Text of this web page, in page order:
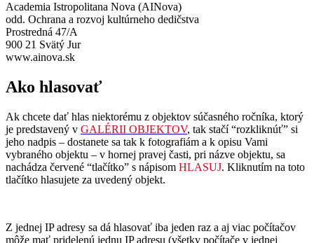
Academia Istropolitana Nova (AINova)
odd. Ochrana a rozvoj kultúrneho dedičstva
Prostredná 47/A
900 21 Svätý Jur
www.ainova.sk
Ako hlasovať
Ak chcete dať hlas niektorému z objektov súčasného ročníka, ktorý
je predstavený v GALÉRII OBJEKTOV, tak stačí “rozkliknúť” si
jeho nadpis – dostanete sa tak k fotografiám a k opisu Vami
vybraného objektu – v hornej pravej časti, pri názve objektu, sa
nachádza červené “tlačítko” s nápisom HLASUJ. Kliknutím na toto
tlačítko hlasujete za uvedený objekt.
Z jednej IP adresy sa dá hlasovať iba jeden raz a aj viac počítačov
môže mať pridelenú jednu IP adresu (všetky počítače v jednej